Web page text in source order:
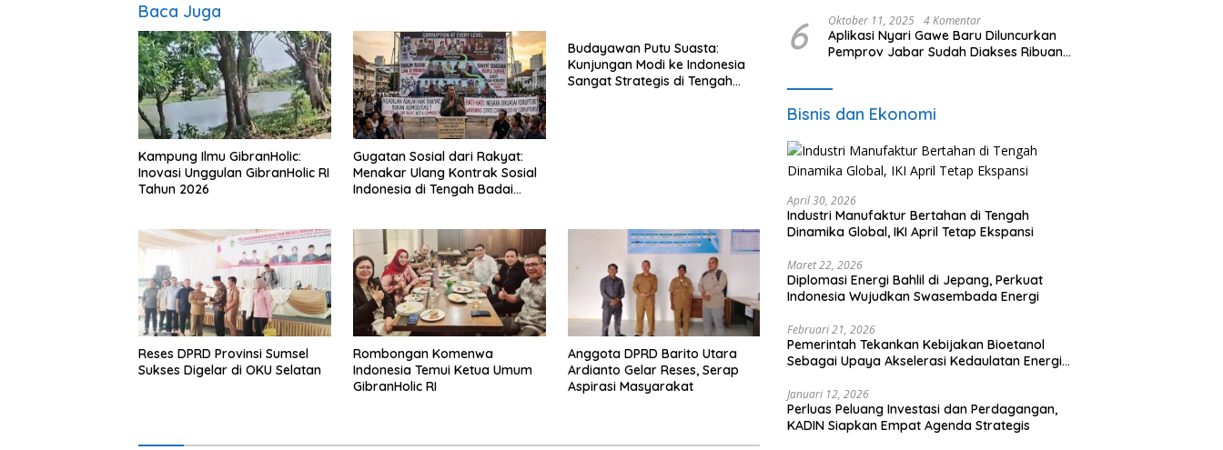
Baca Juga
Kampung Ilmu GibranHolic:
Inovasi Unggulan GibranHolic RI
Tahun 2026
Gugatan Sosial dari Rakyat:
Menakar Ulang Kontrak Sosial
Indonesia di Tengah Badai
Budayawan Putu Suasta:
Kunjungan Modi ke Indonesia
Sangat Strategis di Tengah
Reses DPRD Provinsi Sumsel
Sukses Digelar di OKU Selatan
Rombongan Komenwa
Indonesia Temui Ketua Umum
GibranHolic RI
Anggota DPRD Barito Utara
Ardianto Gelar Reses, Serap
Aspirasi Masyarakat
6 Oktober 11, 2025 4 Komentar
Aplikasi Nyari Gawe Baru Diluncurkan
Pemprov Jabar Sudah Diakses Ribuan
Bisnis dan Ekonomi
April 30, 2026
Industri Manufaktur Bertahan di Tengah
Dinamika Global, IKI April Tetap Ekspansi
Maret 22, 2026
Diplomasi Energi Bahlil di Jepang, Perkuat
Indonesia Wujudkan Swasembada Energi
Februari 21, 2026
Pemerintah Tekankan Kebijakan Bioetanol
Sebagai Upaya Akselerasi Kedaulatan Energi
Januari 12, 2026
Perluas Peluang Investasi dan Perdagangan,
KADIN Siapkan Empat Agenda Strategis